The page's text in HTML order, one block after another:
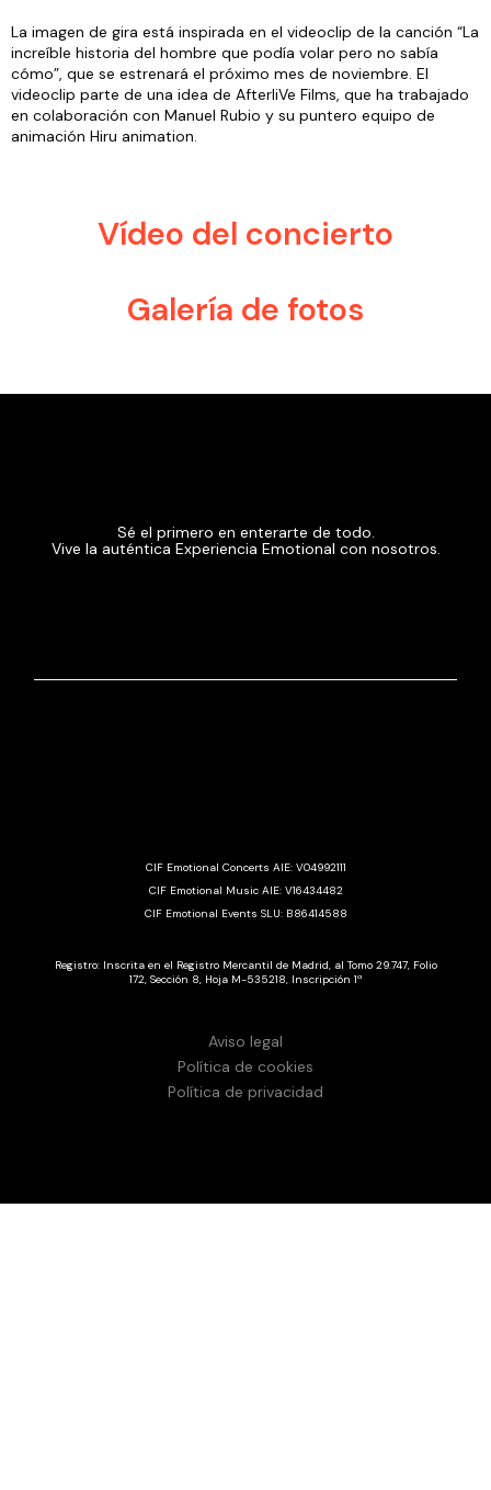
La imagen de gira está inspirada en el videoclip de la canción “La
increíble historia del hombre que podía volar pero no sabía
cómo”, que se estrenará el próximo mes de noviembre. El
videoclip parte de una idea de AfterliVe Films, que ha trabajado
en colaboración con Manuel Rubio y su puntero equipo de
animación Hiru animation.
Vídeo del concierto
Galería de fotos
Sé el primero en enterarte de todo.
Vive la auténtica Experiencia Emotional con nosotros.
CIF Emotional Concerts AIE: V04992111
CIF Emotional Music AIE: V16434482
CIF Emotional Events SLU: B86414588
Registro: Inscrita en el Registro Mercantil de Madrid, al Tomo 29.747, Folio
172, Sección 8, Hoja M-535218, Inscripción 1ª
Aviso legal
Política de cookies
Política de privacidad